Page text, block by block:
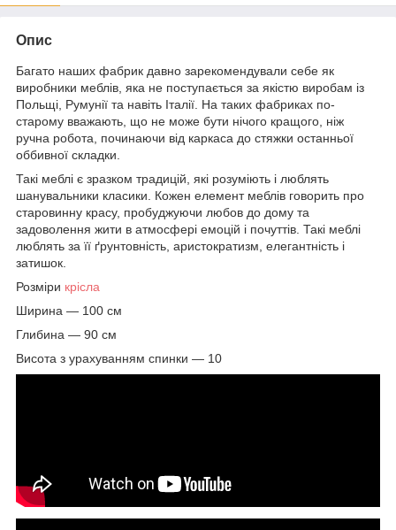
Опис
Багато наших фабрик давно зарекомендували себе як
виробники меблів, яка не поступається за якістю виробам із
Польщі, Румунії та навіть Італії. На таких фабриках по-
старому вважають, що не може бути нічого кращого, ніж
ручна робота, починаючи від каркаса до стяжки останньої
оббивної складки.
Такі меблі є зразком традицій, які розуміють і люблять
шанувальники класики. Кожен елемент меблів говорить про
старовинну красу, пробуджуючи любов до дому та
задоволення жити в атмосфері емоцій і почуттів. Такі меблі
люблять за її ґрунтовність, аристократизм, елегантність і
затишок.
Розміри крісла
Ширина — 100 см
Глибина — 90 см
Висота з урахуванням спинки — 10